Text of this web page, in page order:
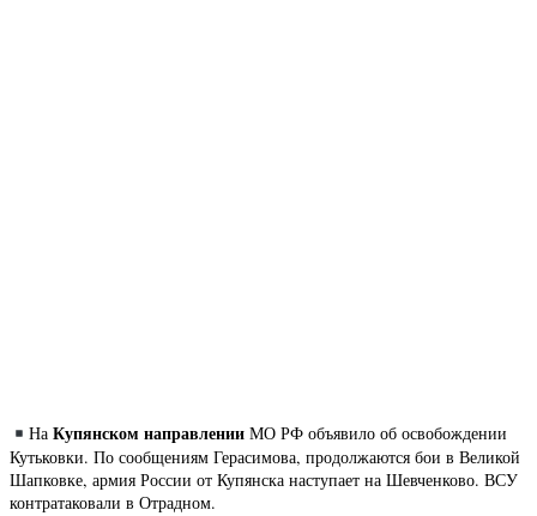
НаКупянском направлении МО РФ объявило об освобождении
Кутьковки. По сообщениям Герасимова, продолжаются бои в Великой
Шапковке, армия России от Купянска наступает на Шевченково. ВСУ
контратаковали в Отрадном.